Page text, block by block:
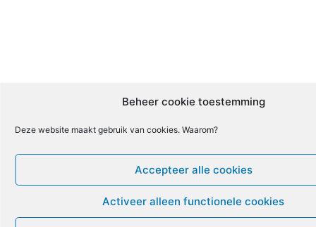
Beheer cookie toestemming
Deze website maakt gebruik van cookies. Waarom?
Accepteer alle cookies
Activeer alleen functionele cookies